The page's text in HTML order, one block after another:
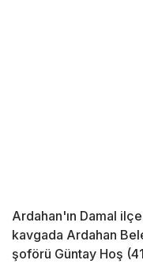
Ardahan'ın Damal
kavgada Ardahan
şoförü Güntay Hoş